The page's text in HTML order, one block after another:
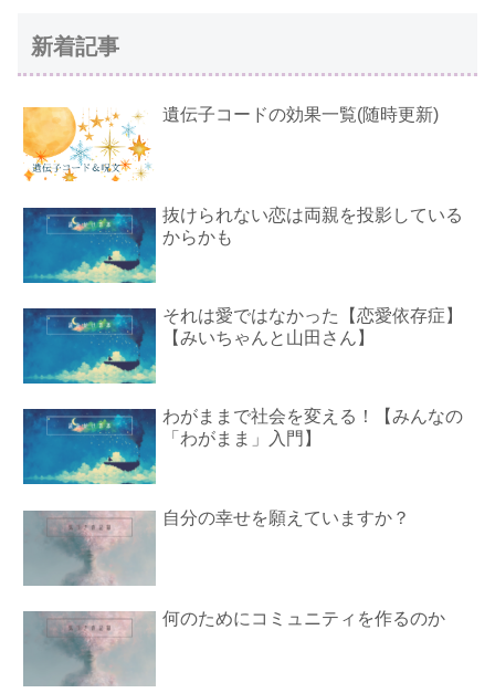
新着記事
遺伝子コードの効果一覧(随時更新)
抜けられない恋は両親を投影している
からかも
それは愛ではなかった【恋愛依存症】
【みいちゃんと山田さん】
わがままで社会を変える！【みんなの
「わがまま」入門】
自分の幸せを願えていますか？
何のためにコミュニティを作るのか